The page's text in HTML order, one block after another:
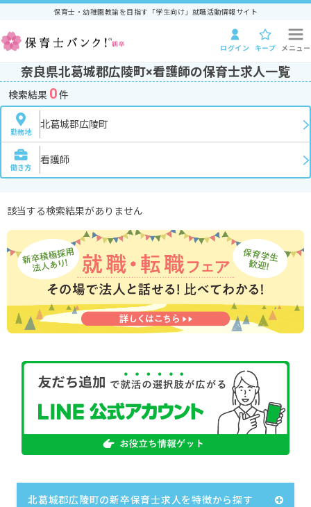
保育士・幼稚園教諭を目指す「学生向け」就職活動情報サイト
ログイン キープ メニュー
奈良県北葛城郡広陵町×看護師の保育士求人一覧
検索結果 0件
勤務地
北葛城郡広陵町
働き方
看護師
該当する検索結果がありません
北葛城郡広陵町の新卒保育士求人を特徴から探す